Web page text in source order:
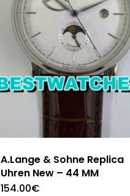
A.Lange & Sohne Replica
Uhren New – 44 MM
154.00€